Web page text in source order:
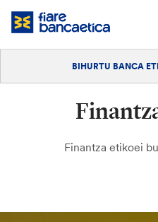
Pasatu
edukia
Bihurtu bezero
BIHURTU BANCA
Finantza etikoei